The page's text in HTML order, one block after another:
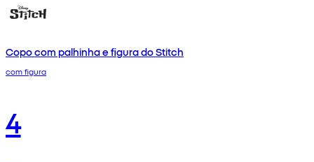
Copo com palhinha e figura do Stitch
com figura
4